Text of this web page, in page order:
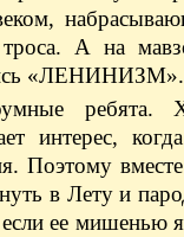
А на
«ЛЕНИНИЗМ».
ребята.
интерес,
Поэтому
в Лету и
ее мишенью